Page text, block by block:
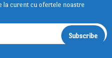
la curent cu ofertele noastre